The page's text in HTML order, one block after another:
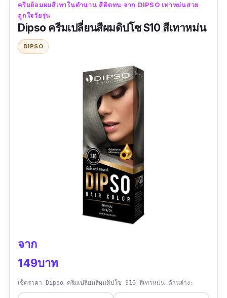
วางใจแบรนด์นี้ได้เลยค่ะ เพราะนอกจากรีวิวผู้ใช้จะ
เยอะมาก ๆ แล้ว นักรีวิวหลายคนใน Social media
ก็ชอบเช่นกัน
ใช้ Berina มาหลายสีแล้วค่ะ ยังไม่เคยลองสี
นี้เลย ตอนย้อมเสร็จใหม่ ๆ แปลกมาก แต่พอปล่อย
ไปสักพัก มันสวยนะ แบบฝอมากกกกก
ครีมย้อมผมสีเทาในตำนาน สีติดทน จาก DIPSO เทาหม่นสวย
ถูกใจวัยรุ่น
Dipso ครีมเปลี่ยนสีผมดิปโซ S10 สีเทาหม่น
DIPSO
จาก
149บาท
เช็คราคา Dipso ครีมเปลี่ยนสีผมดิปโซ S10 สีเทาหม่น ด้านล่าง: